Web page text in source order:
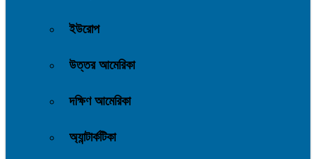
ইউরোপ
উত্তর আমেরিকা
দক্ষিণ আমেরিকা
অ্যান্টার্কটিকা